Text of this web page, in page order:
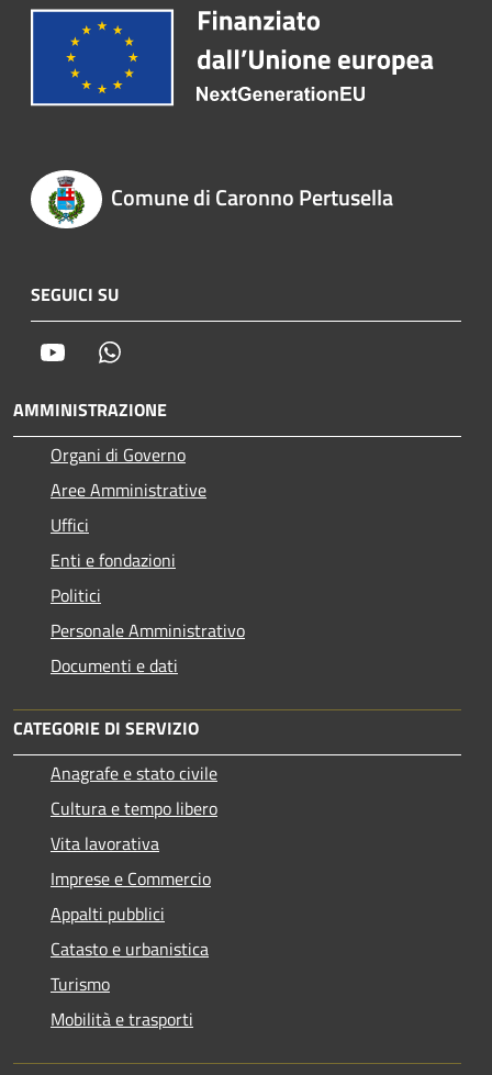
Comune di Caronno Pertusella
SEGUICI SU
Youtube
AMMINISTRAZIONE
Organi di Governo
Aree Amministrative
Uffici
Enti e fondazioni
Politici
Personale Amministrativo
Documenti e dati
CATEGORIE DI SERVIZIO
Anagrafe e stato civile
Cultura e tempo libero
Vita lavorativa
Imprese e Commercio
Appalti pubblici
Catasto e urbanistica
Turismo
Mobilità e trasporti